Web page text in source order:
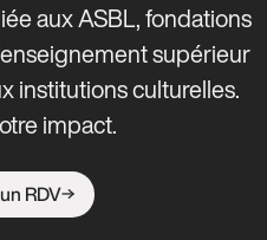
aux ASBL, fondations
supérieur
institutions culturelles.
impact.
RDV